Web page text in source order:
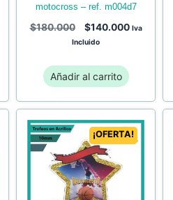
motocross – ref. m004d7
$180.000 $140.000 Iva
Incluido
Añadir al carrito
¡OFERTA!